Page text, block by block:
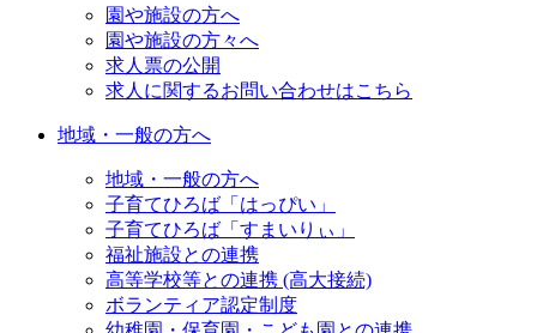
園や施設の方へ
園や施設の方々へ
求人票の公開
求人に関するお問い合わせはこちら
地域・一般の方へ
地域・一般の方へ
子育てひろば「はっぴい」
子育てひろば「すまいりぃ」
福祉施設との連携
高等学校等との連携 (高大接続)
ボランティア認定制度